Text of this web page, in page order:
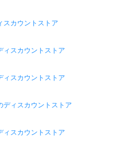
スカウントストア
ィスカウントストア
ィスカウントストア
ディスカウントストア
ィスカウントストア